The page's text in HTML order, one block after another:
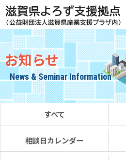
お知らせ
News & Seminar Information
すべて
相談日カレンダー